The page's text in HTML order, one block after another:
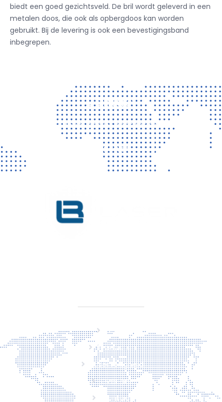
biedt een goed gezichtsveld. De bril wordt geleverd in een
metalen doos, die ook als opbergdoos kan worden
gebruikt. Bij de levering is ook een bevestigingsband
inbegrepen.
Contact
Vragen? Neem gerust contact met ons op!
CONTACT
Home
Producten
Laserveiligheid
Over ons
Contact